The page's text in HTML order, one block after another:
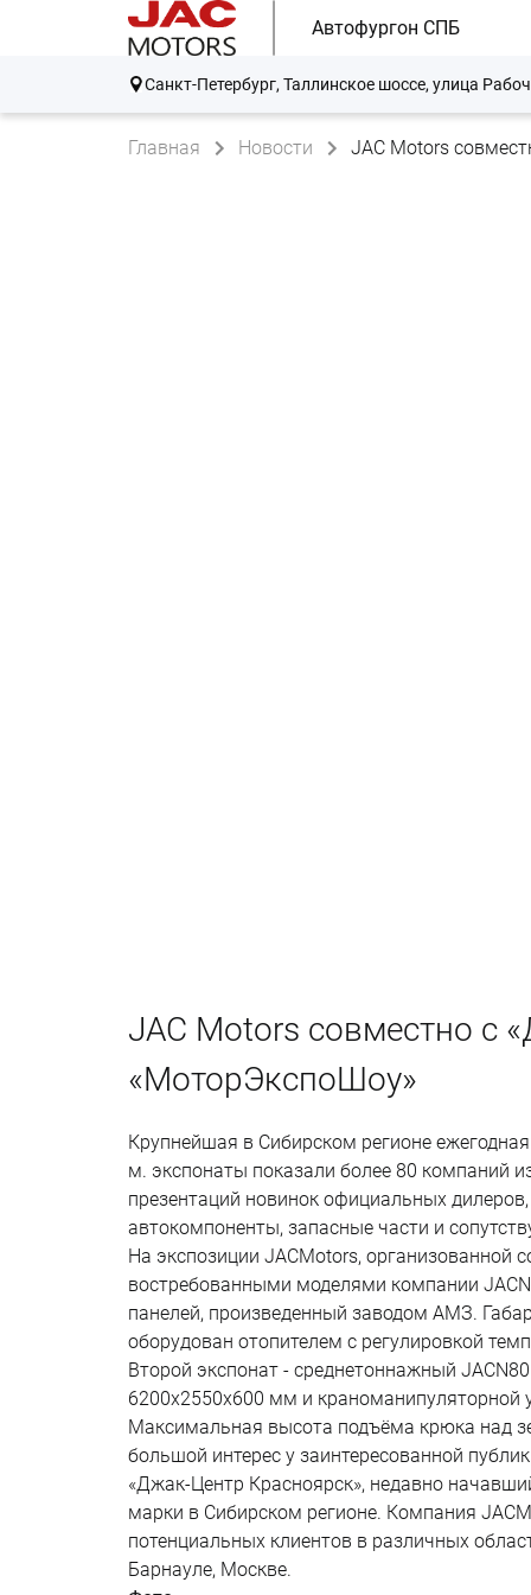
Автофургон СПБ
Санкт-Петербург, Таллинское шоссе, улица
Главная Новости JAC Motors
JAC Motors совместно с
«МоторЭкспоШоу»
Крупнейшая в Сибирском регионе
м. экспонаты показали более 80 компаний
презентаций новинок официальных
автокомпоненты, запасные части и
На экспозиции JACMotors,
востребованными моделями компании
панелей, произведенный заводом АМЗ.
оборудован отопителем с регулировкой
Второй экспонат - среднетоннажный
6200х2550х600 мм и краноманипуляторной
Максимальная высота подъёма крюка над
большой интерес у заинтересованной
«Джак-Центр Красноярск», недавно
марки в Сибирском регионе. Компания
потенциальных клиентов в различных
Барнауле, Москве.